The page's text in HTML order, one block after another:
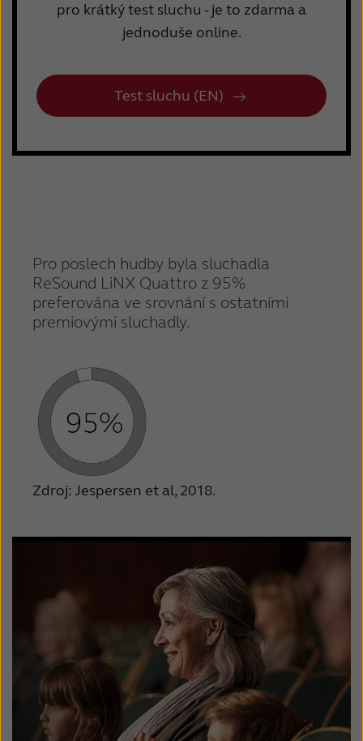
pro krátký test sluchu - je to zdarma a
jednoduše online.
Test sluchu (EN)
Pro poslech hudby byla sluchadla
ReSound LiNX Quattro z 95%
preferována ve srovnání s ostatními
premiovými sluchadly.
Zdroj: Jespersen et al, 2018.